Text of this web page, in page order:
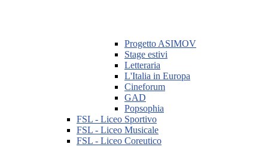
Progetto ASIMOV
Stage estivi
Letteraria
L'Italia in Europa
Cineforum
GAD
Popsophia
FSL - Liceo Sportivo
FSL - Liceo Musicale
FSL - Liceo Coreutico